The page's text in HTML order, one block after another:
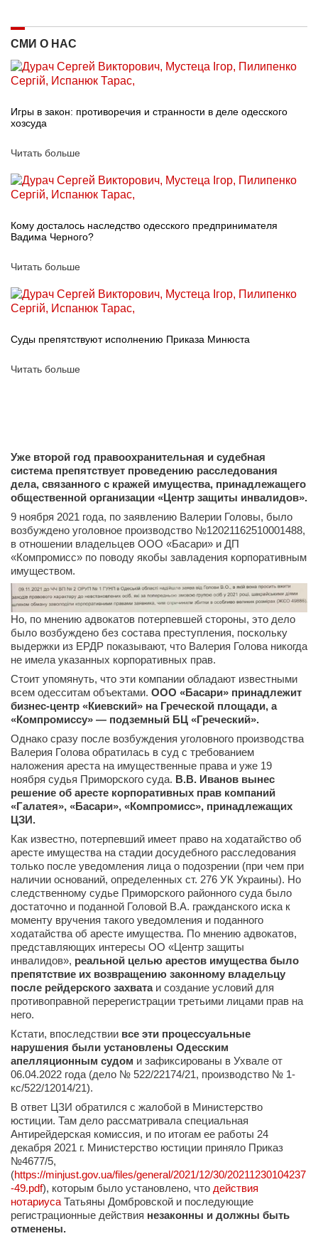
СМИ О НАС
Игры в закон: противоречия и странности в деле одесского
хозсуда
Читать больше
Кому досталось наследство одесского предпринимателя
Вадима Черного?
Читать больше
Суды препятствуют исполнению Приказа Минюста
Читать больше
Уже второй год правоохранительная и судебная
система препятствует проведению расследования
дела, связанного с кражей имущества, принадлежащего
общественной организации «Центр защиты инвалидов».
9 ноября 2021 года, по заявлению Валерии Головы, было
возбуждено уголовное производство №12021162510001488,
в отношении владельцев ООО «Басари» и ДП
«Компромисс» по поводу якобы завладения корпоративным
имуществом.
Но, по мнению адвокатов потерпевшей стороны, это дело
было возбуждено без состава преступления, поскольку
выдержки из ЕРДР показывают, что Валерия Голова никогда
не имела указанных корпоративных прав.
Стоит упомянуть, что эти компании обладают известными
всем одесситам объектами. ООО «Басари» принадлежит
бизнес-центр «Киевский» на Греческой площади, а
«Компромиссу» — подземный БЦ «Греческий».
Однако сразу после возбуждения уголовного производства
Валерия Голова обратилась в суд с требованием
наложения ареста на имущественные права и уже 19
ноября судья Приморского суда. В.В. Иванов вынес
решение об аресте корпоративных прав компаний
«Галатея», «Басари», «Компромисс», принадлежащих
ЦЗИ.
Как известно, потерпевший имеет право на ходатайство об
аресте имущества на стадии досудебного расследования
только после уведомления лица о подозрении (при чем при
наличии оснований, определенных ст. 276 УК Украины). Но
следственному судье Приморского районного суда было
достаточно и поданной Головой В.А. гражданского иска к
моменту вручения такого уведомления и поданного
ходатайства об аресте имущества. По мнению адвокатов,
представляющих интересы ОО «Центр защиты
инвалидов», реальной целью арестов имущества было
препятствие их возвращению законному владельцу
после рейдерского захватаи создание условий для
противоправной перерегистрации третьими лицами прав на
него.
Кстати, впоследствии все эти процессуальные
нарушения были установлены Одесским
апелляционным судом и зафиксированы в Ухвале от
06.04.2022 года (дело № 522/22174/21, производство № 1-
кс/522/12014/21).
В ответ ЦЗИ обратился с жалобой в Министерство
юстиции. Там дело рассматривала специальная
Антирейдерская комиссия, и по итогам ее работы 24
декабря 2021 г. Министерство юстиции приняло Приказ
№4677/5,
(https://minjust.gov.ua/files/general/2021/12/30/20211230104237
-49.pdf), которым было установлено, что действия
нотариуса Татьяны Домбровской и последующие
регистрационные действия незаконны и должны быть
отменены.